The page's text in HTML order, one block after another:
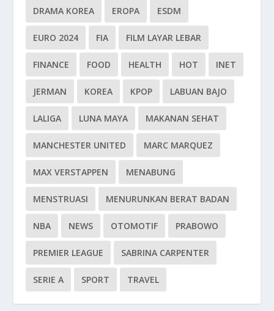
DRAMA KOREA EROPA ESDM
EURO 2024 FIA FILM LAYAR LEBAR
FINANCE FOOD HEALTH HOT INET
JERMAN KOREA KPOP LABUAN BAJO
LALIGA LUNA MAYA MAKANAN SEHAT
MANCHESTER UNITED MARC MARQUEZ
MAX VERSTAPPEN MENABUNG
MENSTRUASI MENURUNKAN BERAT BADAN
NBA NEWS OTOMOTIF PRABOWO
PREMIER LEAGUE SABRINA CARPENTER
SERIE A SPORT TRAVEL